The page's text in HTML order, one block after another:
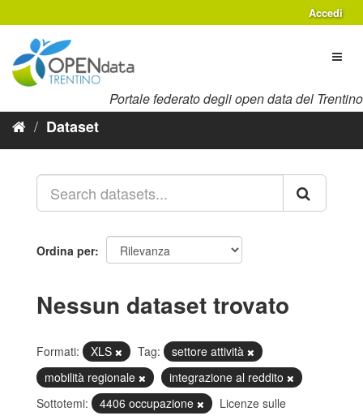
al
contenuto
Accedi
Portale federato degli open data del Trentino
Dataset
Ordina per
Nessun dataset trovato
Formati: XLS Tag:
settore attività
mobilità regionale
integrazione al reddito
Sottotemi:
4406 occupazione
Licenze sulle